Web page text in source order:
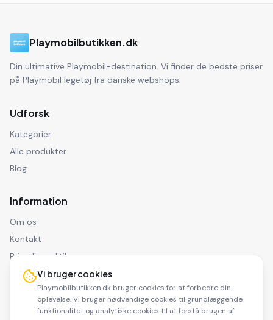
Playmobilbutikken.dk
Din ultimative Playmobil-destination. Vi finder de bedste priser
på Playmobil legetøj fra danske webshops.
Udforsk
Kategorier
Alle produkter
Blog
Information
Om os
Kontakt
Privatlivspolitik
Ansvarsfraskrivelse
Vi bruger cookies
Playmobilbutikken.dk bruger cookies for at forbedre din
oplevelse. Vi bruger nødvendige cookies til grundlæggende
funktionalitet og analytiske cookies til at forstå brugen af